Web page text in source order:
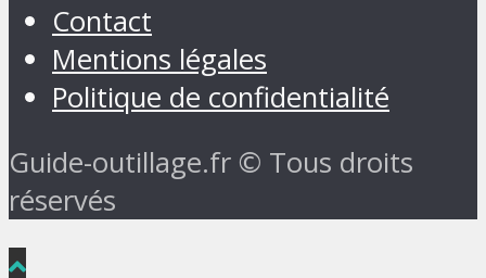
Contact
Mentions légales
Politique de confidentialité
Guide-outillage.fr © Tous droits
réservés